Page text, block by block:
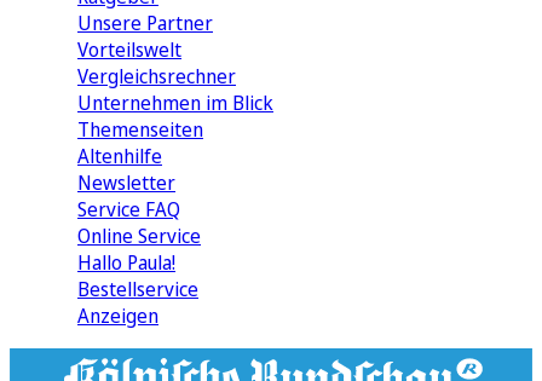
Unsere Partner
Vorteilswelt
Vergleichsrechner
Unternehmen im Blick
Themenseiten
Altenhilfe
Newsletter
Service FAQ
Online Service
Hallo Paula!
Bestellservice
Anzeigen